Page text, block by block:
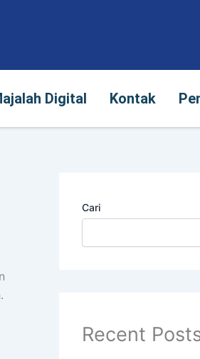
Digital Kontak
Cari
Recent